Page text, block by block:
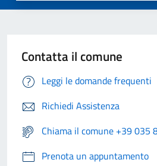
Contatta il comune
Leggi le domande frequenti
Richiedi Assistenza
Chiama il comune +39 035
Prenota un appuntamento